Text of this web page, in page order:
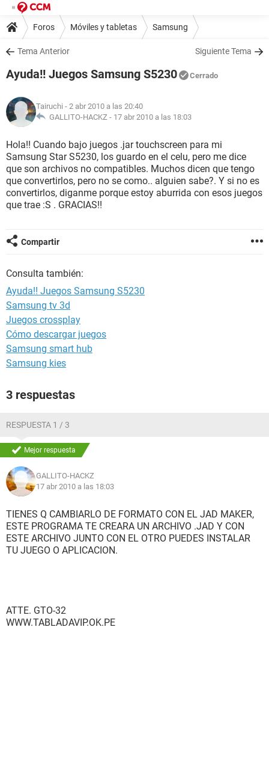
Foros Móviles y tabletas Samsung
Tema Anterior Siguiente Tema
Ayuda!! Juegos Samsung S5230 Cerrado
Tairuchi - 2 abr 2010 a las 20:40
GALLITO-HACKZ - 17 abr 2010 a las 18:03
Hola!! Cuando bajo juegos .jar touchscreen para mi
Samsung Star S5230, los guardo en el celu, pero me dice
que son archivos no compatibles. Muchos dicen que tengo
que convertirlos, pero no se como.. alguien sabe?. Y si no es
convertirlos, diganme porque estoy aburrida con esos juegos
que trae :S . GRACIAS!!
Compartir
Consulta también:
Ayuda!! Juegos Samsung S5230
Samsung tv 3d
Juegos crossplay
Cómo descargar juegos
Samsung smart hub
Samsung kies
3 respuestas
RESPUESTA 1 / 3
Mejor respuesta
GALLITO-HACKZ
17 abr 2010 a las 18:03
TIENES Q CAMBIARLO DE FORMATO CON EL JAD MAKER,
ESTE PROGRAMA TE CREARA UN ARCHIVO .JAD Y CON
ESTE ARCHIVO JUNTO CON EL OTRO PUEDES INSTALAR
TU JUEGO O APLICACION.
ATTE. GTO-32
WWW.TABLADAVIP.OK.PE